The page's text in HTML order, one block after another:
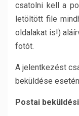
csatolni kell a
letöltött file
oldalakat is!)
fotót.
A jelentkezést
beküldése
Postai